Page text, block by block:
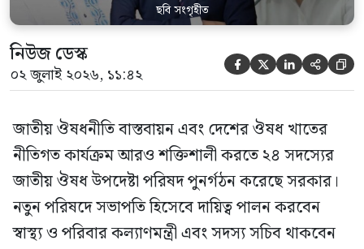
ছবি সংগৃহীত
নিউজ ডেস্ক
০২ জুলাই ২০২৬, ১১:৪২     
জাতীয় ঔষধনীতি বাস্তবায়ন এবং দেশের ঔষধ খাতের
নীতিগত কার্যক্রম আরও শক্তিশালী করতে ২৪ সদস্যের
জাতীয় ঔষধ উপদেষ্টা পরিষদ পুনর্গঠন করেছে সরকার।
নতুন পরিষদে সভাপতি হিসেবে দায়িত্ব পালন করবেন
স্বাস্থ্য ও পরিবার কল্যাণমন্ত্রী এবং সদস্য সচিব থাকবেন